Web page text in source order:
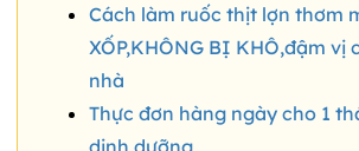
Cách làm ruốc thịt lợn thơm
XỐP,KHÔNG BỊ KHÔ,đậm vị
nhà
Thực đơn hàng ngày cho 1
dinh dưỡng